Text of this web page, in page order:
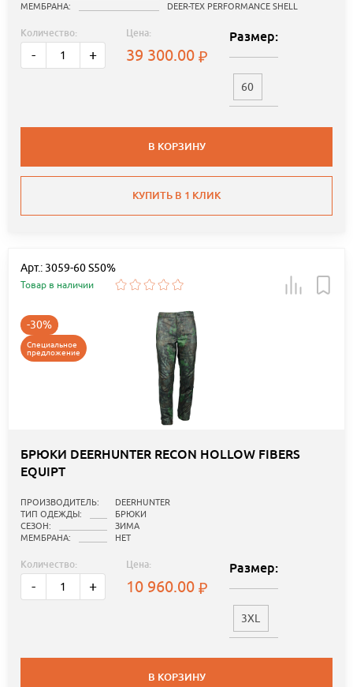
МЕМБРАНА:
DEER-TEX PERFORMANCE SHELL
Количество:
- +
Цена:
39 300.00
Размер:
60
В КОРЗИНУ
КУПИТЬ В 1 КЛИК
Арт.: 3059-60 S50%
Товар в наличии
-30%
Специальное
предложение
БРЮКИ DEERHUNTER RECON HOLLOW FIBERS
EQUIPT
ПРОИЗВОДИТЕЛЬ:
DEERHUNTER
ТИП ОДЕЖДЫ:
БРЮКИ
СЕЗОН:
ЗИМА
МЕМБРАНА:
НЕТ
Количество:
- +
Цена:
10 960.00
Размер:
3XL
В КОРЗИНУ